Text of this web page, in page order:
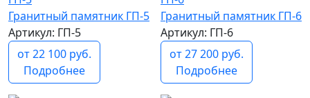
Гранитный памятник ГП-5
Артикул: ГП-5
от 22 100 руб.
Подробнее
Гранитный памятник ГП-6
Артикул: ГП-6
от 27 200 руб.
Подробнее